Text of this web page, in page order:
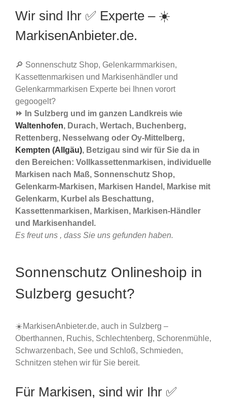
Wir sind Ihr ✅ Experte – ☀️
MarkisenAnbieter.de.
🔎 Sonnenschutz Shop, Gelenkarmmarkisen,
Kassettenmarkisen und Markisenhändler und
Gelenkarmmarkisen Experte bei Ihnen vorort
gegoogelt?
⏩ In Sulzberg und im ganzen Landkreis wie
Waltenhofen, Durach, Wertach, Buchenberg,
Rettenberg, Nesselwang oder Oy-Mittelberg,
Kempten (Allgäu), Betzigau sind wir für Sie da in
den Bereichen: Vollkassettenmarkisen, individuelle
Markisen nach Maß, Sonnenschutz Shop,
Gelenkarm-Markisen, Markisen Handel, Markise mit
Gelenkarm, Kurbel als Beschattung,
Kassettenmarkisen, Markisen, Markisen-Händler
und Markisenhandel.
Es freut uns , dass Sie uns gefunden haben.
Sonnenschutz Onlineshoip in
Sulzberg gesucht?
☀️MarkisenAnbieter.de, auch in Sulzberg –
Oberthannen, Ruchis, Schlechtenberg, Schorenmühle,
Schwarzenbach, See und Schloß, Schmieden,
Schnitzen stehen wir für Sie bereit.
Für Markisen, sind wir Ihr ✅